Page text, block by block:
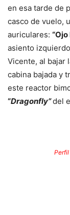
en esa tarde de
casco de vuelo,
auriculares:
asiento
Vicente, al bajar
cabina bajada y
este reactor
“Dragonfly”del
Perfil